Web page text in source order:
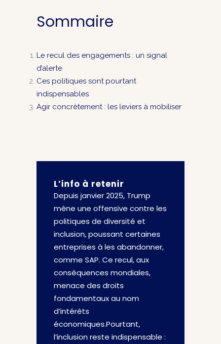
Sommaire
Le recul des engagements : un signal
d’alerte
Ces politiques sont pourtant
indispensables
Agir concrètement : les leviers à mobiliser
L’info à retenir
Depuis janvier 2025, Trump
mène une offensive contre les
politiques de diversité et
inclusion, poussant certaines
entreprises à les abandonner,
comme SAP. Ce recul, aux
conséquences mondiales,
menace des droits
fondamentaux au nom
d’intérêts
économiques.Pourtant,
l’inclusion reste indispensable :